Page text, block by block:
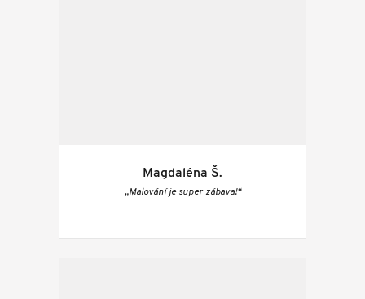
Magdaléna Š.
„Malování je super zábava!“